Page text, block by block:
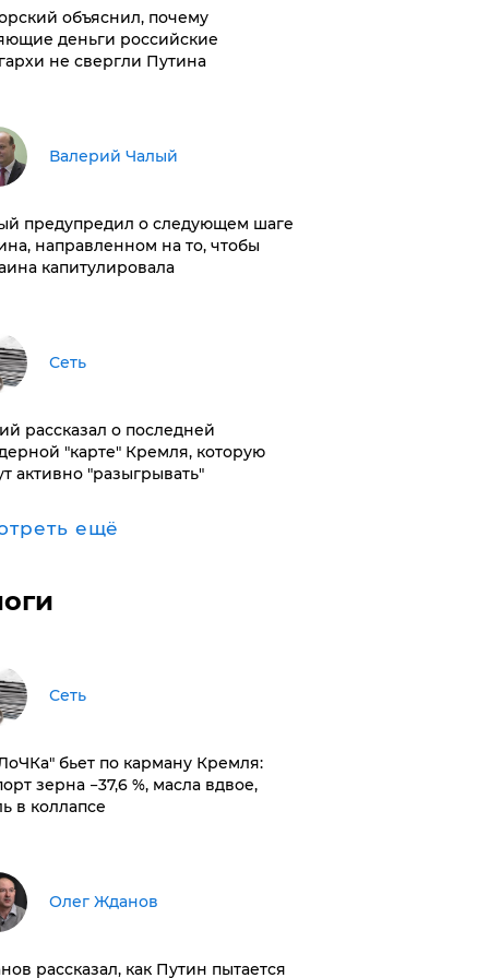
объяснил, почему
деньги российские
не свергли Путина
Валерий Чалый
предупредил о следующем шаге
направленном на то, чтобы
капитулировала
Сеть
рассказал о последней
"карте" Кремля, которую
активно "разыгрывать"
ещё
Сеть
бьет по карману Кремля:
зерна −37,6 %, масла вдвое,
в коллапсе
Олег Жданов
рассказал, как Путин пытается